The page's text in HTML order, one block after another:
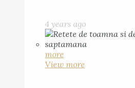
4 years ago
more
View more